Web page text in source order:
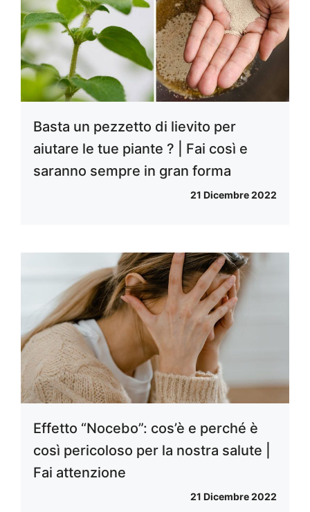
Basta un pezzetto di lievito per
aiutare le tue piante ? | Fai così e
saranno sempre in gran forma
21 Dicembre 2022
Effetto “Nocebo”: cos’è e perché è
così pericoloso per la nostra salute |
Fai attenzione
21 Dicembre 2022